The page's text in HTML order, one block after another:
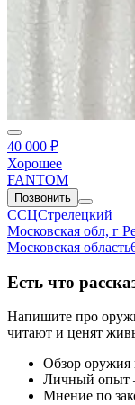
40 000 ₽
Хорошее
FANTOM
Позвонить
ССЦСтрелецкий
Московская обл, г
Московская область
Есть что
Напишите про
читают и ценят
Обзор оружия
Личный опыт
Мнение по